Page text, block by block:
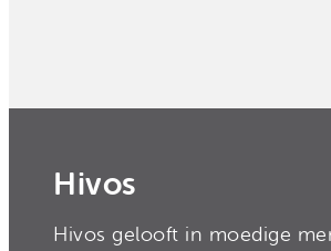
Hivos
Hivos gelooft in moedige